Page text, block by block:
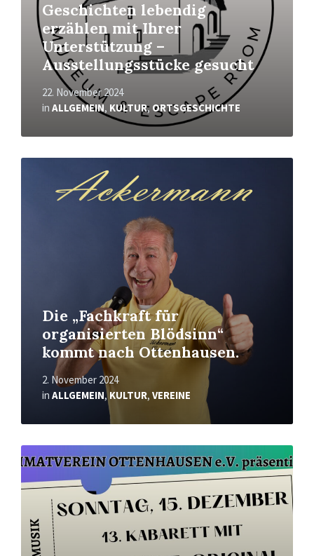
Geschichten lebendig
erzählen mit Ihrer
Unterstützung –
Ausstellungsstücke gesucht
22. November 2024
in ALLGEMEIN, KULTUR, ORTSGESCHICHTE
Die „Fachkraft für
organisierten Blödsinn“
kommt nach Ottenhausen.
2. November 2024
in ALLGEMEIN,KULTUR, VEREINE
Mehr
Mehr
erfahren